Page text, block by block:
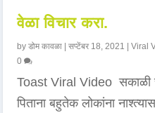
वेळा विचार करा.
by डोम कावळा| सप्टेंबर 18, 2021 Viral
0
Toast Viral Video सकाळी
पिताना बहुतेक लोकांना